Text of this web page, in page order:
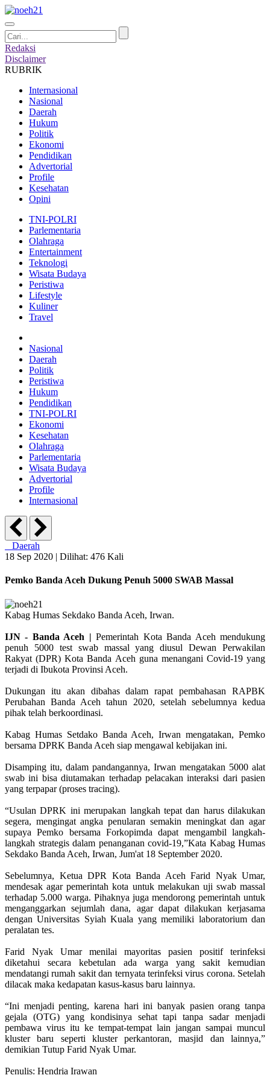
Redaksi
Disclaimer
RUBRIK
Internasional
Nasional
Daerah
Hukum
Politik
Ekonomi
Pendidikan
Advertorial
Profile
Kesehatan
Opini
TNI-POLRI
Parlementaria
Olahraga
Entertainment
Teknologi
Wisata Budaya
Peristiwa
Lifestyle
Kuliner
Travel
Nasional
Daerah
Politik
Peristiwa
Hukum
Pendidikan
TNI-POLRI
Ekonomi
Kesehatan
Olahraga
Parlementaria
Wisata Budaya
Advertorial
Profile
Internasional
Daerah
18 Sep 2020 | Dilihat: 476 Kali
Pemko Banda Aceh Dukung Penuh 5000 SWAB Massal
Kabag Humas Sekdako Banda Aceh, Irwan.
IJN - Banda Aceh |Pemerintah Kota Banda Aceh mendukung
penuh 5000 test swab massal yang diusul Dewan Perwakilan
Rakyat (DPR) Kota Banda Aceh guna menangani Covid-19 yang
terjadi di Ibukota Provinsi Aceh.
Dukungan itu akan dibahas dalam rapat pembahasan RAPBK
Perubahan Banda Aceh tahun 2020, setelah sebelumnya kedua
pihak telah berkoordinasi.
Kabag Humas Setdako Banda Aceh, Irwan mengatakan, Pemko
bersama DPRK Banda Aceh siap mengawal kebijakan ini.
Disamping itu, dalam pandangannya, Irwan mengatakan 5000 alat
swab ini bisa diutamakan terhadap pelacakan interaksi dari pasien
yang terpapar (proses tracing).
“Usulan DPRK ini merupakan langkah tepat dan harus dilakukan
segera, mengingat angka penularan semakin meningkat dan agar
supaya Pemko bersama Forkopimda dapat mengambil langkah-
langkah strategis dalam penanganan covid-19,”Kata Kabag Humas
Sekdako Banda Aceh, Irwan, Jum'at 18 September 2020.
Sebelumnya, Ketua DPR Kota Banda Aceh Farid Nyak Umar,
mendesak agar pemerintah kota untuk melakukan uji swab massal
terhadap 5.000 warga. Pihaknya juga mendorong pemerintah untuk
menganggarkan sejumlah dana, agar dapat dilakukan kerjasama
dengan Universitas Syiah Kuala yang memiliki laboratorium dan
peralatan tes.
Farid Nyak Umar menilai mayoritas pasien positif terinfeksi
diketahui secara kebetulan ada warga yang sakit kemudian
mendatangi rumah sakit dan ternyata terinfeksi virus corona. Setelah
dilacak maka kedapatan kasus-kasus baru lainnya.
“Ini menjadi penting, karena hari ini banyak pasien orang tanpa
gejala (OTG) yang kondisinya sehat tapi tanpa sadar menjadi
pembawa virus itu ke tempat-tempat lain jangan sampai muncul
kluster baru seperti kluster perkantoran, masjid dan lainnya,”
demikian Tutup Farid Nyak Umar.
Penulis: Hendria Irawan